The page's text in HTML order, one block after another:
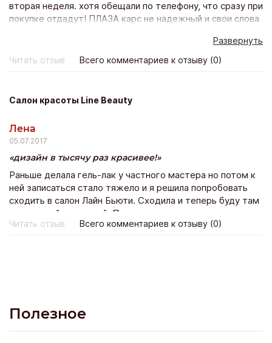
вторая неделя. хотя обещали по телефону, что сразу при
покупке отдадут! ПЛАЗА карс не надежный и свои слова
отношение персоанала к покупателям, как будто
одолжение мне делали. Покупка состоялась, но остался
Развернуть
Читать отзыв
Всего комментариев к отзыву (0)
Салон красоты Line Beauty
Лена
05.07.2017
дизайн в тысячу раз красивее!
Раньше делала гель-лак у частного мастера но потом к
ней записаться стало тяжело и я решила попробовать
сходить в салон Лайн Бьюти. Сходила и теперь буду там
постоянной клиенткой. По стоимости не намного
дороже зато дизайн в тысячу раз красивее!
Читать отзыв Всего комментариев к отзыву (0)
Полезное